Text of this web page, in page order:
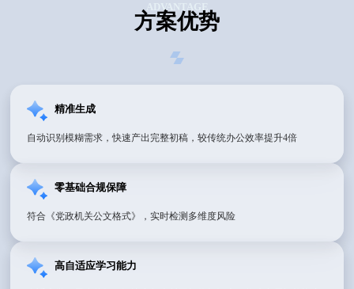
方案优势
ADVANTAGE
精准生成
自动识别模糊需求，快速产出完整初稿，较传统办公效率提升4倍
零基础合规保障
符合《党政机关公文格式》，实时检测多维度风险
高自适应学习能力